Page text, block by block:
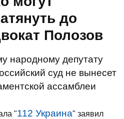
до
Полозов
народному депутату
суд не вынесет
ассамблеи
"112 Украина" заявил